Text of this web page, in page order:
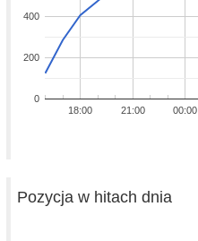
18:00 21:00 00:00
0
200
400
Pozycja w hitach dnia